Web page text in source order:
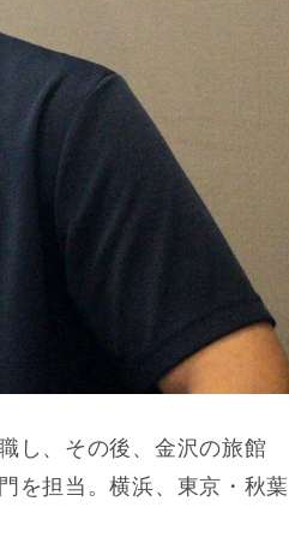
し、その後、金沢の旅館
を担当。横浜、東京・秋葉